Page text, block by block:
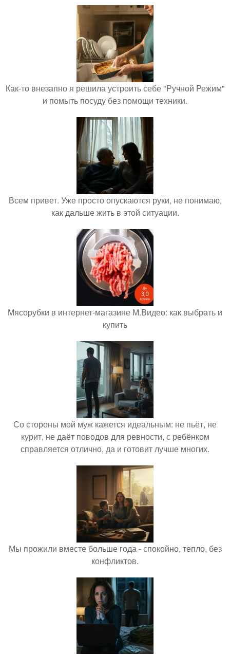
Как-то внезапно я решила устроить себе "Ручной Режим"
и помыть посуду без помощи техники.
Всем привет. Уже просто опускаются руки, не понимаю,
как дальше жить в этой ситуации.
Мясорубки в интернет-магазине М.Видео: как выбрать и
купить
Со стороны мой муж кажется идеальным: не пьёт, не
курит, не даёт поводов для ревности, с ребёнком
справляется отлично, да и готовит лучше многих.
Мы прожили вместе больше года - спокойно, тепло, без
конфликтов.